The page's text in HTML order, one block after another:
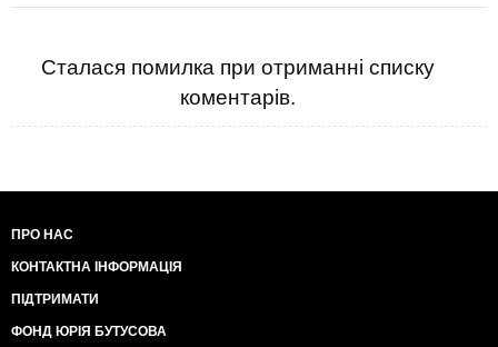
Сталася помилка при отриманні списку
коментарів.
ПРО НАС
КОНТАКТНА ІНФОРМАЦІЯ
ПІДТРИМАТИ
ФОНД ЮРІЯ БУТУСОВА